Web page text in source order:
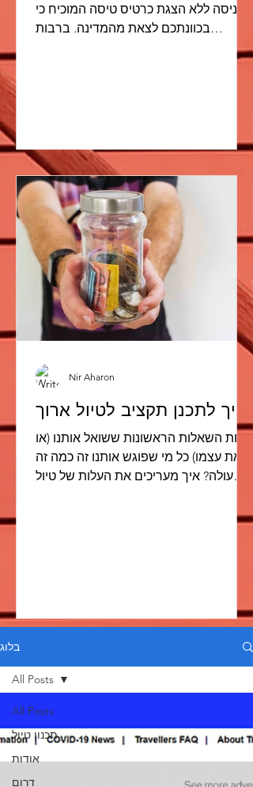
כניסה ללא הצגת כרטיס טיסה המוכיח כי
בכוונתכם לצאת מהמדינה. ברבות
מחברות התעופה בעולם כבר בעת הצ'יק
איך לתכנן תקציב לטיול ארוך
אחת השאלות הראשונות ששואל אותנו (או
את עצמו) כל מי שפוגש אותנו זה כמה זה
עולה? איך מעריכים את העלות של טיול
Nir Aharon
בלוג
All Posts
תכנון טיול
אודות
דרום
All Posts